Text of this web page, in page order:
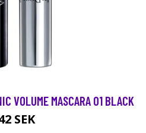
VOLUME MASCARA 01 BLACK
SEK